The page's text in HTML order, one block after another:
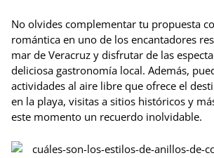
No olvides complementar tu propuesta
romántica en uno de los encantadores
mar de Veracruz y disfrutar de las
deliciosa gastronomía local. Además,
actividades al aire libre que ofrece el
en la playa, visitas a sitios históricos y
este momento un recuerdo inolvidable.